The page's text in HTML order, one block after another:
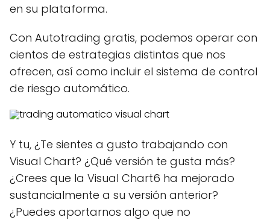
en su plataforma.
Con Autotrading gratis, podemos operar con
cientos de estrategias distintas que nos
ofrecen, así como incluir el sistema de control
de riesgo automático.
Y tu, ¿Te sientes a gusto trabajando con
Visual Chart? ¿Qué versión te gusta más?
¿Crees que la Visual Chart6 ha mejorado
sustancialmente a su versión anterior?
¿Puedes aportarnos algo que no